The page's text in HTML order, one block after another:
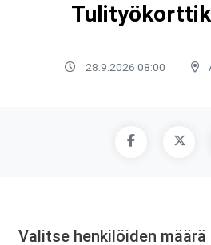
28.9.2026 08:00
Valitse henkilöiden määrä